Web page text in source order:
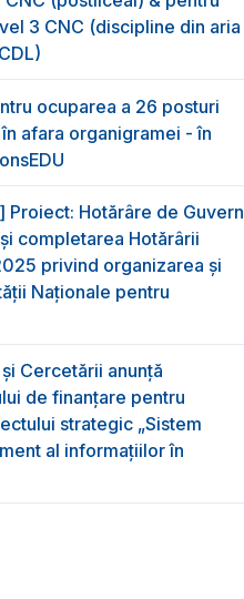
3 CNC (discipline din aria
ocuparea a 26 posturi
afara organigramei - în
Proiect: Hotărâre de Guvern
completarea Hotărârii
privind organizarea şi
Naţionale pentru
Cercetării anunță
de finanțare pentru
strategic „Sistem
al informațiilor în